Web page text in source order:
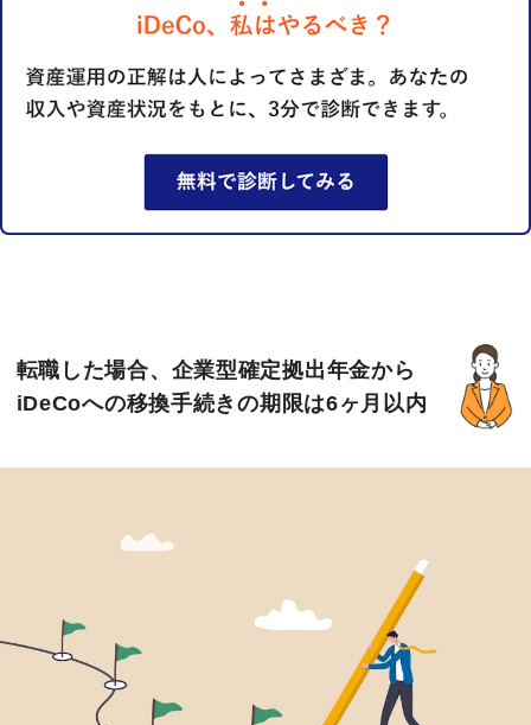
転職した場合、企業型確定拠出年金から
iDeCoへの移換手続きの期限は6ヶ月以内